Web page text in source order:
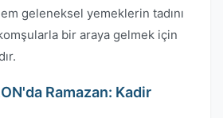
geleneksel yemeklerin tadını
bir araya gelmek için
Ramazan: Kadir